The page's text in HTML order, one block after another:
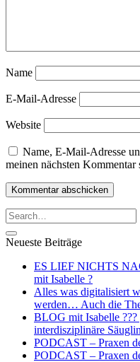
Name
E-Mail-Adresse
Website
Name, E-Mail-Adresse
meinen nächsten Kommentar
Neueste Beiträge
ES LIEF NICHTS
mit Isabelle ?
Alles was digitalisiert
werden… Auch die
BLOG mit Isabelle
interdisziplinäre
PODCAST – Praxen
PODCAST – Praxen